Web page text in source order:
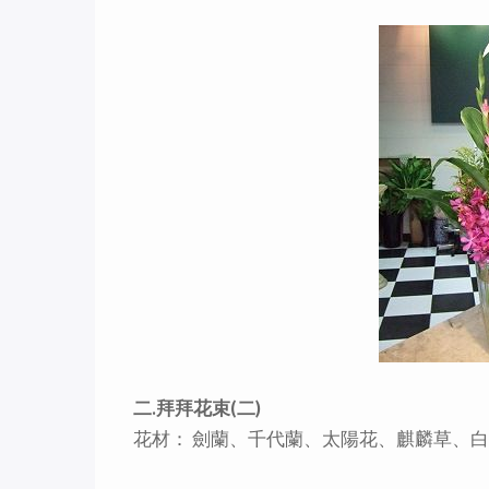
二.拜拜花束(二)
花材： 劍蘭、千代蘭、太陽花、麒麟草、